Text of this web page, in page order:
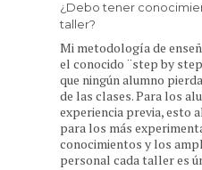
¿Debo tener
taller?
Mi metodología de
el conocido ¨step by
que ningún alumno
de las clases. Para los
experiencia previa, esto
para los más
conocimientos y los
personal cada taller es